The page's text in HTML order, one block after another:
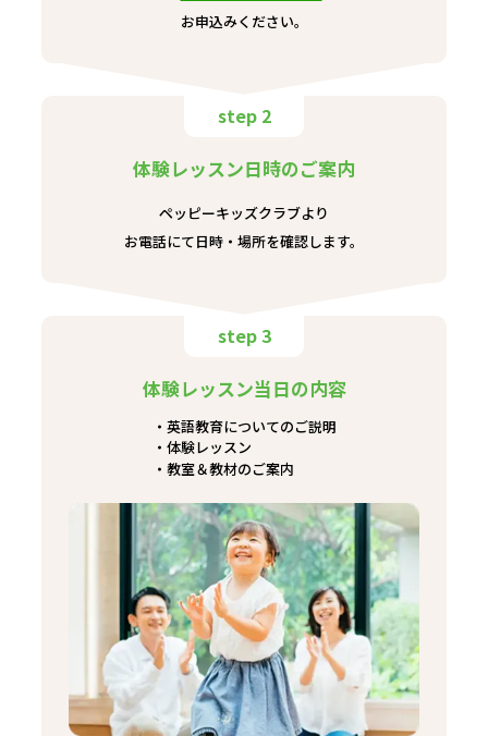
お申込みください。
step 2
体験レッスン日時のご案内
ペッピーキッズクラブより
お電話にて日時・場所を確認します。
step 3
体験レッスン当日の内容
英語教育についてのご説明
体験レッスン
教室＆教材のご案内